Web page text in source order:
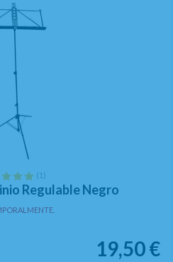
(1)
Regulable Negro
19,50€